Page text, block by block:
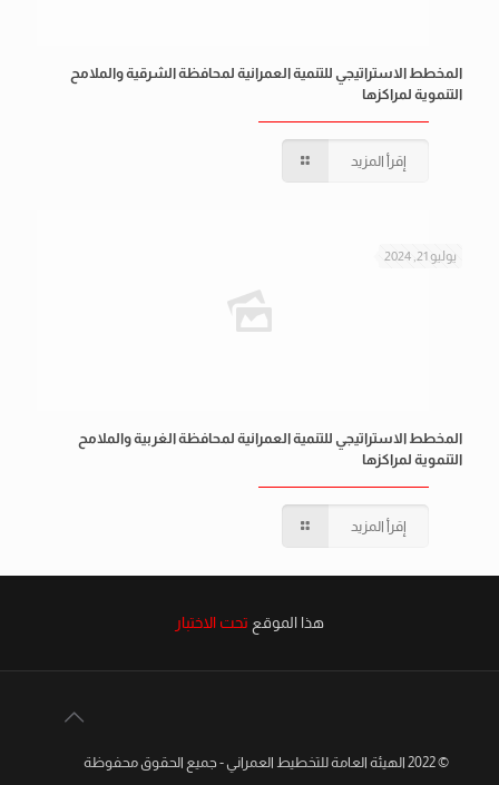
المخطط الاستراتيجي للتنمية العمرانية لمحافظة الشرقية والملامح
التنموية لمراكزها
إقرأ المزيد
يوليو 21, 2024
المخطط الاستراتيجي للتنمية العمرانية لمحافظة الغربية والملامح
التنموية لمراكزها
إقرأ المزيد
هذا الموقع تحت الاختبار
© 2022 الهيئة العامة للتخطيط العمراني - جميع الحقوق محفوظة